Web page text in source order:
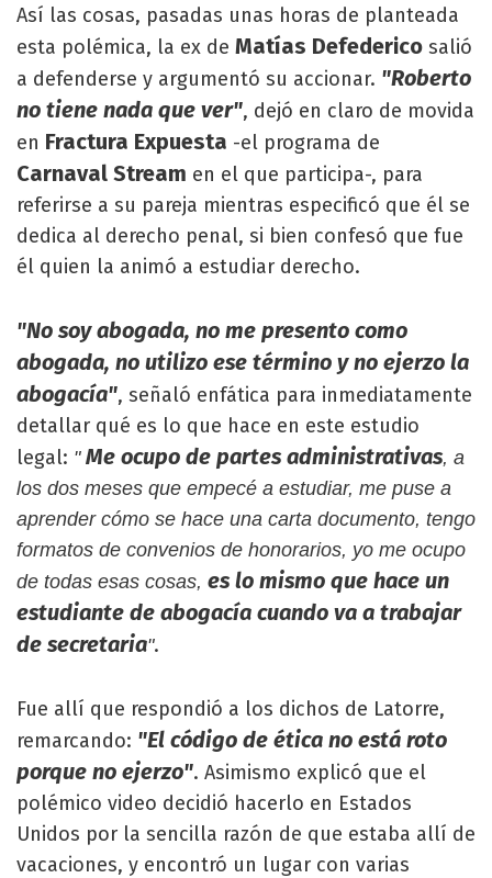
Así las cosas, pasadas unas horas de planteada
esta polémica, la ex de Matías Defederico salió
a defenderse y argumentó su accionar. "Roberto
no tiene nada que ver", dejó en claro de movida
en Fractura Expuesta -el programa de
Carnaval Stream en el que participa-, para
referirse a su pareja mientras especificó que él se
dedica al derecho penal, si bien confesó que fue
él quien la animó a estudiar derecho.
"No soy abogada, no me presento como
abogada, no utilizo ese término y no ejerzo la
abogacía", señaló enfática para inmediatamente
detallar qué es lo que hace en este estudio
legal: "Me ocupo de partes administrativas, a
los dos meses que empecé a estudiar, me puse a
aprender cómo se hace una carta documento, tengo
formatos de convenios de honorarios, yo me ocupo
de todas esas cosas, es lo mismo que hace un
estudiante de abogacía cuando va a trabajar
de secretaria".
Fue allí que respondió a los dichos de Latorre,
remarcando: "El código de ética no está roto
porque no ejerzo". Asimismo explicó que el
polémico video decidió hacerlo en Estados
Unidos por la sencilla razón de que estaba allí de
vacaciones, y encontró un lugar con varias